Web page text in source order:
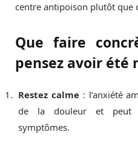
centre antipoison plutôt que
Que faire
pensez avoir été
Restez calme: l’anxiété
de la douleur et peut
symptômes.